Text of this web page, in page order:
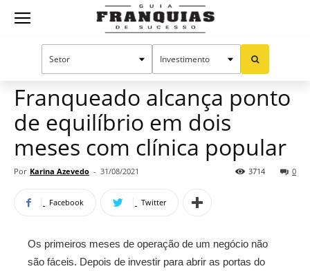
Guia
Mercado de franquias
Franqueado alcança ponto
de equilíbrio em dois
meses com clínica popular
Por Karina Azevedo - 31/08/2021 0
3714
Facebook Twitter
Os primeiros meses de operação de um negócio não
são fáceis. Depois de investir para abrir as portas do